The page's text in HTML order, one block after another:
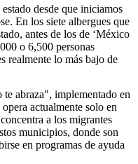
desde que iniciamos
En los siete albergues que
antes de los de ‘México
o 6,500 personas
realmente lo más bajo de
abraza", implementado en
actualmente solo en
a los migrantes
municipios, donde son
en programas de ayuda